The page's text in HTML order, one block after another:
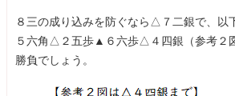
８三の成り込みを防ぐなら△７二銀で、
５六角△２五歩▲６六歩△４四銀（参考２
勝負でしょう。